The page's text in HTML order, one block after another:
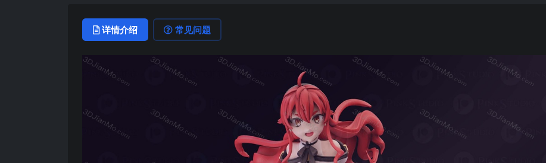
详情介绍 常见问题